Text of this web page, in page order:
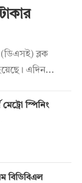
(ডিএসই) ব্লক
এদিন...
স্পিনিং
বিডিবিএল